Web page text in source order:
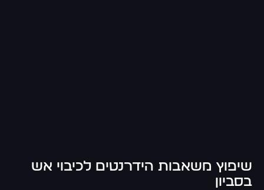
שיפוץ משאבות הידרנטים לכיבוי אש
בסביון